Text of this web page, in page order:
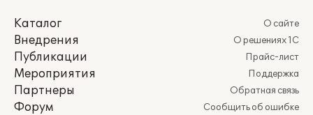
Каталог
Внедрения
Публикации
Мероприятия
Партнеры
Форум
О сайте
О решениях 1С
Прайс-лист
Поддержка
Обратная связь
Сообщить об ошибке